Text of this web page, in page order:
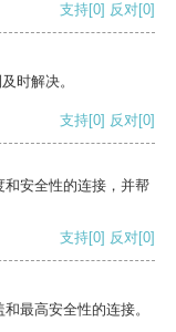
支持[0] 反对[0]
时解决。
支持[0] 反对[0]
安全性的连接，并帮
支持[0] 反对[0]
最高安全性的连接。